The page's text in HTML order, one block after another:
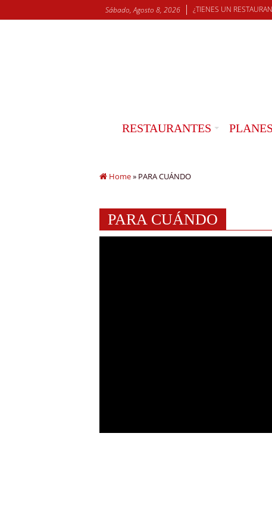
Sábado, Agosto 8, 2026 ¿TIENES UN
RESTAURANTES
Home» PARA CUÁNDO
PARA CUÁNDO